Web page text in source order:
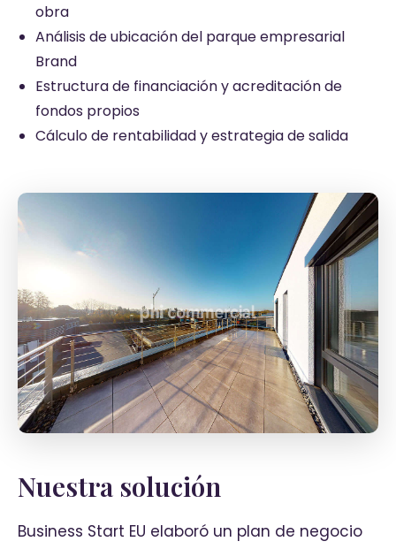
obra
Análisis de ubicación del parque empresarial
Brand
Estructura de financiación y acreditación de
fondos propios
Cálculo de rentabilidad y estrategia de salida
Nuestra solución
Business Start EU elaboró un plan de negocio